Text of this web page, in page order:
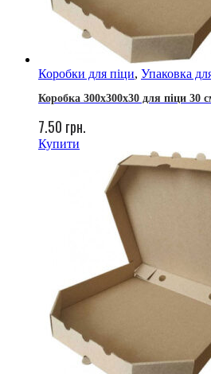
Коробки для піци, Упаковка
Коробка 300х300х30 для піци 30
7.50 грн.
Купити